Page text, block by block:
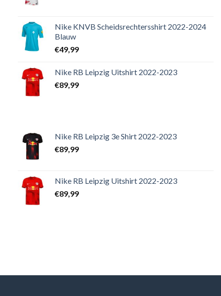
Nike KNVB Scheidsrechtersshirt 2022-2024
Blauw
€49,99
Nike RB Leipzig Uitshirt 2022-2023
€89,99
Nike RB Leipzig 3e Shirt 2022-2023
€89,99
Nike RB Leipzig Uitshirt 2022-2023
€89,99